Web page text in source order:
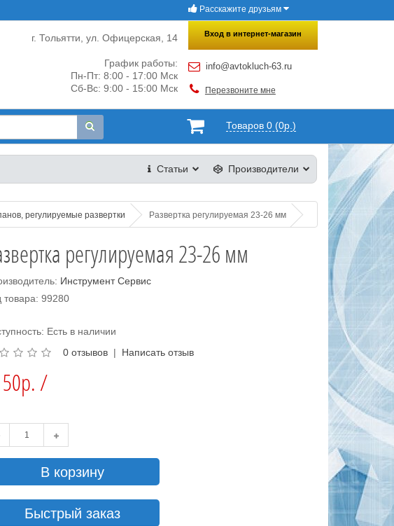
×
Расскажите друзьям
Вход в интернет-магазин
info@avtokluch-63.ru
Перезвоните мне
г. Тольятти, ул. Офицерская, 14
График работы:
Пн-Пт: 8:00 - 17:00 Мск
Сб-Вс: 9:00 - 15:00 Мск
Товаров 0 (0р.)
Производители
Статьи
регулируемые развертки Развертка регулируемая 23-26 мм
регулируемая 23-26 мм
Инструмент Сервис
товара: 99280
Есть в наличии
0 отзывов | Написать отзыв
/
В корзину
Быстрый заказ